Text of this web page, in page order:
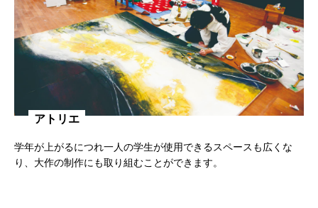
アトリエ
学年が上がるにつれ一人の学生が使用できるスペースも広くな
り、大作の制作にも取り組むことができます。